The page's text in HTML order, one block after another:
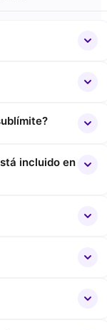
incluido en